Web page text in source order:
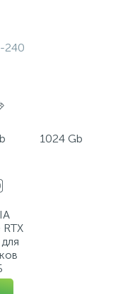
240
1024 Gb